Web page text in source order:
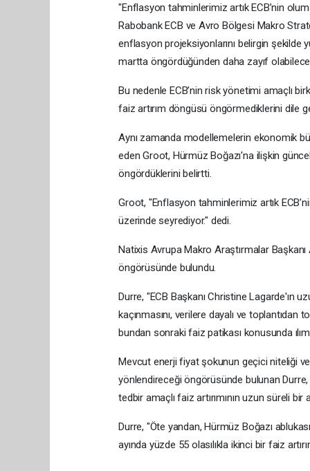
"Enflasyon tahminlerimiz artık ECB’nin
Rabobank ECB ve Avro Bölgesi Makro
enflasyon projeksiyonlarını belirgin şekilde
martta öngördüğünden daha zayıf
Bu nedenle ECB’nin risk yönetimi amaçlı
faiz artırım döngüsü öngörmediklerini dile
Aynı zamanda modellemelerin ekonomik
eden Groot, Hürmüz Boğazı'na ilişkin
öngördüklerini belirtti.
Groot, "Enflasyon tahminlerimiz artık
üzerinde seyrediyor." dedi.
Natixis Avrupa Makro Araştırmalar
öngörüsünde bulundu.
Durre, "ECB Başkanı Christine Lagarde'ın
kaçınmasını, verilere dayalı ve toplantıdan
bundan sonraki faiz patikası konusunda
Mevcut enerji fiyat şokunun geçici niteliği ve
yönlendireceği öngörüsünde bulunan
tedbir amaçlı faiz artırımının uzun süreli
Durre, "Öte yandan, Hürmüz Boğazı
ayında yüzde 55 olasılıkla ikinci bir faiz